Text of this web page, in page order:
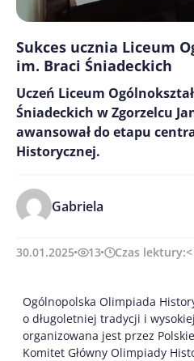
Sukces ucznia Liceum
im. Braci Śniadeckich
Uczeń Liceum
Śniadeckich w Zgorzelcu
awansował do etapu
Historycznej.
Gabriela
30.01.2025 13 Czas lektury:
Ogólnopolska Olimpiada
o długoletniej tradycji i
organizowana jest przez
Komitet Główny Olimpiady